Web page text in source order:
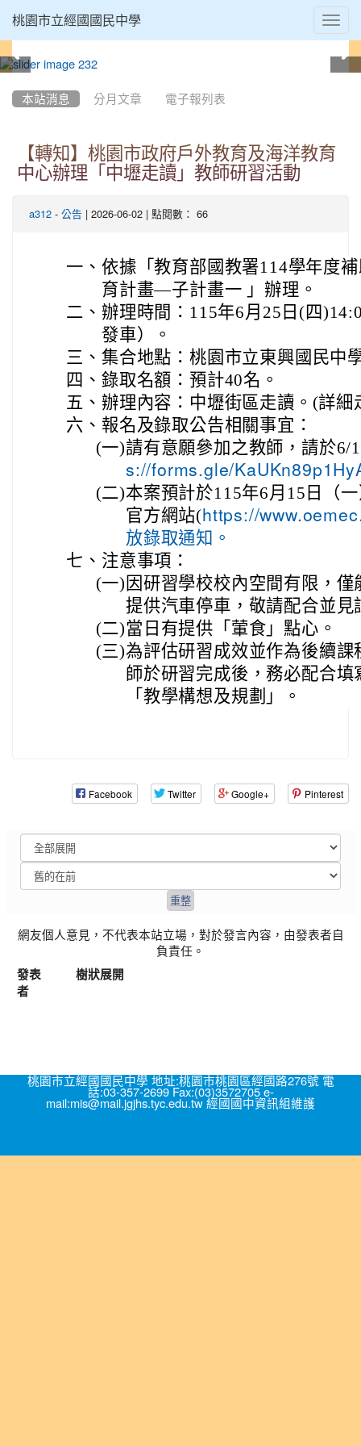
桃園市立經國國民中學
本站消息 分月文章 電子報列表
【轉知】桃園市政府戶外教育及海洋教育
中心辦理「中壢走讀」教師研習活動
a312 - 公告 | 2026-06-02 | 點閱數： 66
一、 依據「教育部國教署114學年度
育計畫—子計畫一 」辦理。
二、 辦理時間：115年6月25日(四
發車）。
三、 集合地點：桃園市立東興國民中
四、 錄取名額：預計40名。
五、 辦理內容：中壢街區走讀。(詳
六、 報名及錄取公告相關事宜：
(一)請有意願參加之教師，請於6/
s://forms.gle/
(二)本案預計於115年6月15日（
官方網站(https://
放錄取通知。
七、 注意事項：
(一) 因研習學校校內空間有限，
提供汽車停車，敬請配合並見
(二)當日有提供「葷食」點心。
(三)為評估研習成效並作為後續
師於研習完成後，務必配合
「教學構想及規劃」。
Facebook Twitter Google+ Pinterest
網友個人意見，不代表本站立場，對於發言內容，由發表者自
負責任。
發表
者
樹狀展開
桃園市立經國國民中學 地址:桃園市桃園區經國路276號 電
話:03-357-2699 Fax:(03)3572705 e-
mail:mis@mail.jgjhs.tyc.edu.tw 經國國中資訊組維護